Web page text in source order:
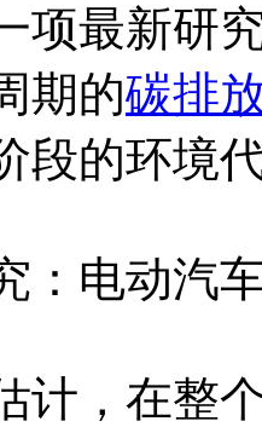
项最新研
期的碳排
段的环境代
：电动汽
计，在整